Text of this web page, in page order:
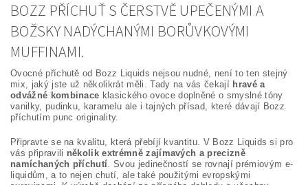
BOZZ PŘÍCHUŤ S ČERSTVĚ UPEČENÝMI A
BOŽSKY NADÝCHANÝMI BORŮVKOVÝMI
MUFFINAMI.
Ovocné příchutě od Bozz Liquids nejsou nudné, není to ten stejný
mix, jaký jste už několikrát měli. Tady na vás čekají hravé a
odvážné kombinace klasického ovoce doplněné o smyslné tóny
vanilky, pudinku, karamelu ale i tajných přísad, které dávají Bozz
příchutím punc originality.
Připravte se na kvalitu, která přebíjí kvantitu. V Bozz Liquids si pro
vás připravili několik extrémně zajímavých a precizně
namíchaných příchutí. Svou jedinečností se rovnají prémiovým e-
liquidům, a to nejen chutí, ale také použitými evropskými